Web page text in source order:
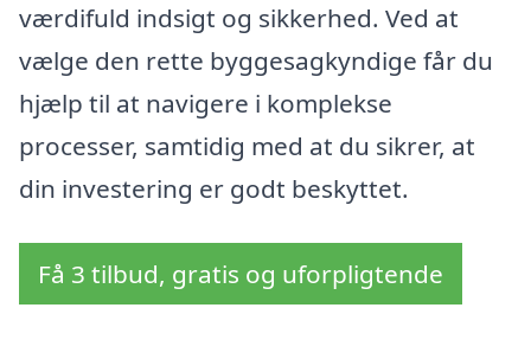
værdifuld indsigt og sikkerhed. Ved at
vælge den rette byggesagkyndige får du
hjælp til at navigere i komplekse
processer, samtidig med at du sikrer, at
din investering er godt beskyttet.
Få 3 tilbud, gratis og uforpligtende